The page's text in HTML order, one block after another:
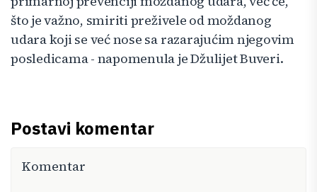
što je važno, smiriti preživele od moždanog
udara koji se već nose sa razarajućim njegovim
posledicama - napomenula je Džulijet Buveri.
Postavi komentar